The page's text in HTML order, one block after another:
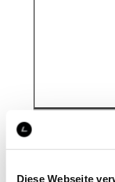
Diese Webseite